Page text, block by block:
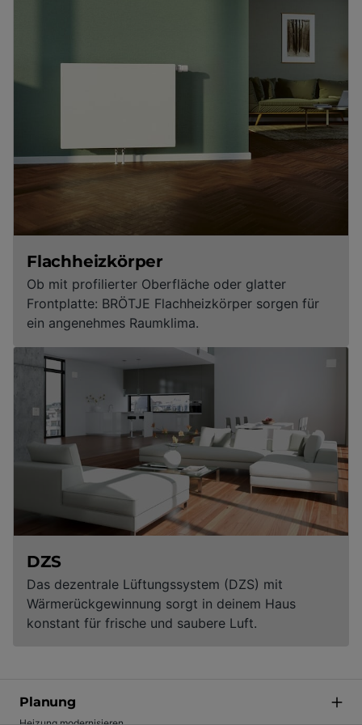
Flachheizkörper
Ob mit profilierter Oberfläche oder glatter
Frontplatte: BRÖTJE Flachheizkörper sorgen für
ein angenehmes Raumklima.
DZS
Das dezentrale Lüftungssystem (DZS) mit
Wärmerückgewinnung sorgt in deinem Haus
konstant für frische und saubere Luft.
Planung